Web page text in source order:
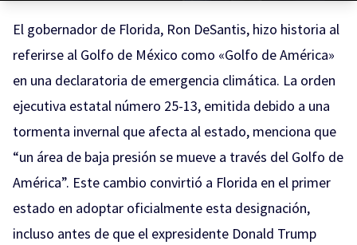
El gobernador de Florida, Ron DeSantis, hizo historia al
referirse al Golfo de México como «Golfo de América»
en una declaratoria de emergencia climática. La orden
ejecutiva estatal número 25-13, emitida debido a una
tormenta invernal que afecta al estado, menciona que
“un área de baja presión se mueve a través del Golfo de
América”. Este cambio convirtió a Florida en el primer
estado en adoptar oficialmente esta designación,
incluso antes de que el expresidente Donald Trump